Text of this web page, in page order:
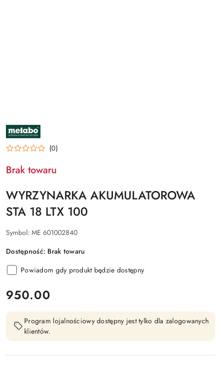
NAZWA
PRODUCENTA:
(0)
Brak towaru
WYRZYNARKA AKUMULATOROWA
STA 18 LTX 100
Symbol: ME 601002840
Dostępność: Brak towaru
Powiadom gdy produkt będzie dostępny
cena:
950.00
Program lojalnościowy dostępny jest tylko dla zalogowanych
klientów.